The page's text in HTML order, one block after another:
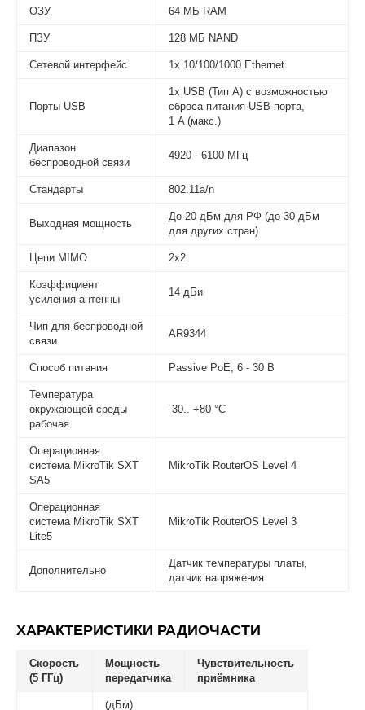
ОЗУ 64 МБ RAM
ПЗУ 128 МБ NAND
Сетевой интерфейс 1х 10/100/1000 Ethernet
Порты USB
1x USB (Тип А) с возможностью
сброса питания USB-порта,
1 A (макс.)
Диапазон
беспроводной связи
4920 - 6100 МГц
Стандарты 802.11а/n
Выходная мощность
До 20 дБм для РФ (до 30 дБм
для других стран)
Цепи MIMO 2x2
Коэффициент
усиления антенны
14 дБи
Чип для беспроводной
связи
AR9344
Способ питания Passive PoE, 6 - 30 В
Температура
окружающей среды
рабочая
-30.. +80 °C
Операционная
система MikroTik SXT
SA5
MikroTik RouterOS Level 4
Операционная
система MikroTik SXT
Lite5
MikroTik RouterOS Level 3
Дополнительно
Датчик температуры платы,
датчик напряжения
ХАРАКТЕРИСТИКИ РАДИОЧАСТИ
Скорость
(5 ГГц)
Мощность
передатчика
Чувствительность
приёмника
(дБм)